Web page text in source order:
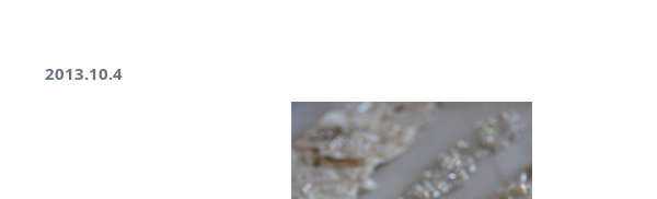
2013.10.4